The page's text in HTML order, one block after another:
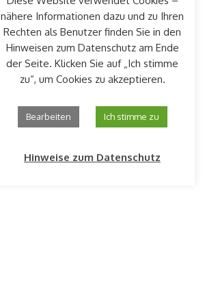
nähere Informationen dazu und zu Ihren
Rechten als Benutzer finden Sie in den
Hinweisen zum Datenschutz am Ende
der Seite. Klicken Sie auf „Ich stimme
zu“, um Cookies zu akzeptieren.
Bearbeiten Ich stimme zu
Hinweise zum Datenschutz